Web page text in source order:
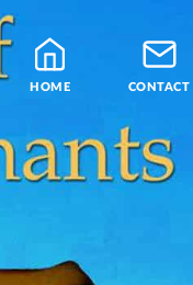
CONTACT
HOME